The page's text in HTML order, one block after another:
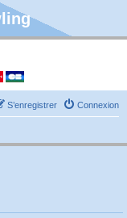
Connexion
S’enregistrer